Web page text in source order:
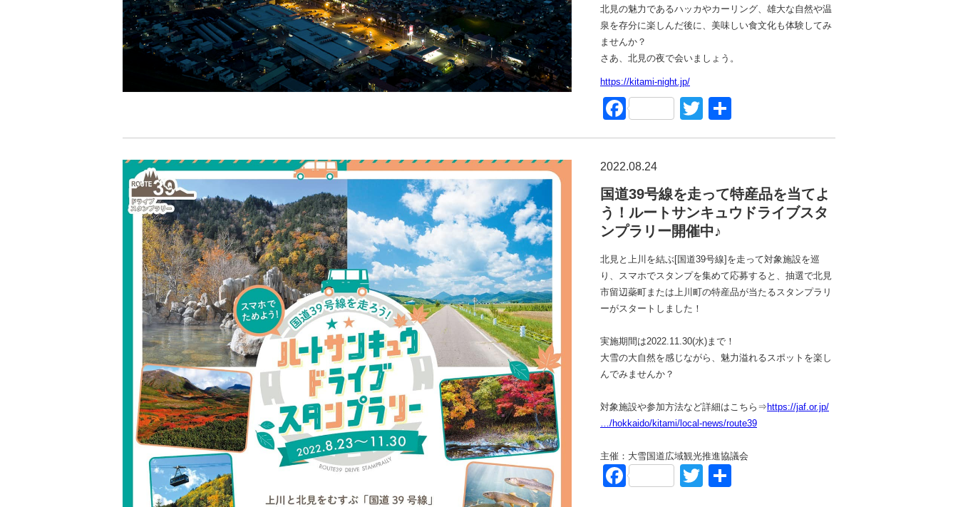
北見の魅力であるハッカやカーリング、雄大な自然や温
泉を存分に楽しんだ後に、美味しい食文化も体験してみ
ませんか？
さあ、北見の夜で会いましょう。
https://kitami-night.jp/
FacebookTwitter
有
2022.08.24
国道39号線を走って特産品を当てよ
う！ルートサンキュウドライブスタ
ンプラリー開催中♪
北見と上川を結ぶ[国道39号線]を走って対象施設を巡
り、スマホでスタンプを集めて応募すると、抽選で北見
市留辺蘂町または上川町の特産品が当たるスタンプラリ
ーがスタートしました！
実施期間は2022.11.30(水)まで！
大雪の大自然を感じながら、魅力溢れるスポットを楽し
んでみませんか？
対象施設や参加方法など詳細はこちら⇒ https://jaf.or.jp/
…/hokkaido/kitami/local-news/route39
主催：大雪国道広域観光推進協議会
FacebookTwitter